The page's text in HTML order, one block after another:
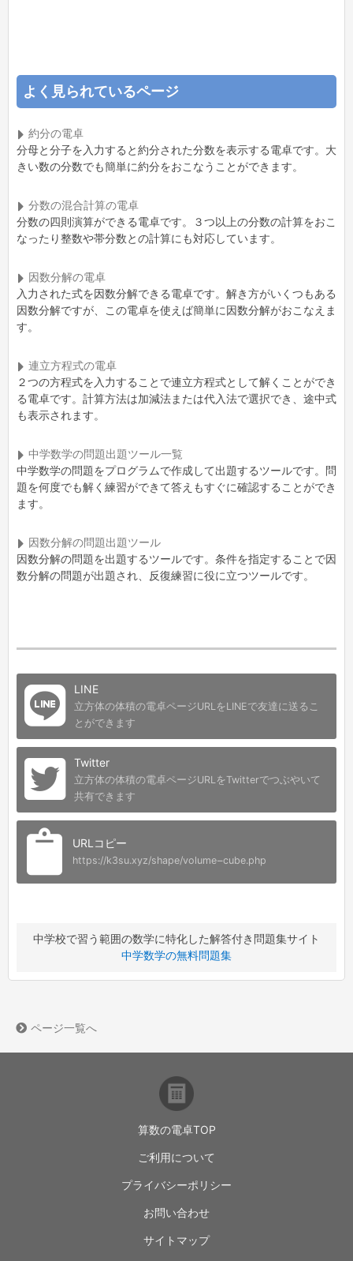
よく見られているページ
約分の電卓
分母と分子を入力すると約分された分数を表示する電卓です。大
きい数の分数でも簡単に約分をおこなうことができます。
分数の混合計算の電卓
分数の四則演算ができる電卓です。３つ以上の分数の計算をおこ
なったり整数や帯分数との計算にも対応しています。
因数分解の電卓
入力された式を因数分解できる電卓です。解き方がいくつもある
因数分解ですが、この電卓を使えば簡単に因数分解がおこなえま
す。
連立方程式の電卓
２つの方程式を入力することで連立方程式として解くことができ
る電卓です。計算方法は加減法または代入法で選択でき、途中式
も表示されます。
中学数学の問題出題ツール一覧
中学数学の問題をプログラムで作成して出題するツールです。問
題を何度でも解く練習ができて答えもすぐに確認することができ
ます。
因数分解の問題出題ツール
因数分解の問題を出題するツールです。条件を指定することで因
数分解の問題が出題され、反復練習に役に立つツールです。
LINE
立方体の体積の電卓ページURLをLINEで友達に送るこ
とができます
Twitter
立方体の体積の電卓ページURLをTwitterでつぶやいて
共有できます
URLコピー
https://k3su.xyz/shape/volume-cube.php
中学校で習う範囲の数学に特化した解答付き問題集サイト
中学数学の無料問題集
ページ一覧へ
算数の電卓TOP
ご利用について
プライバシーポリシー
お問い合わせ
サイトマップ